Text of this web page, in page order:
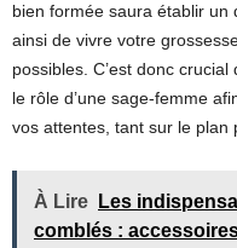
bien formée saura établir un
ainsi de vivre votre
possibles. C’est donc
le rôle d’une sage-femme
vos attentes, tant sur le plan
À Lire
Les
comblés :